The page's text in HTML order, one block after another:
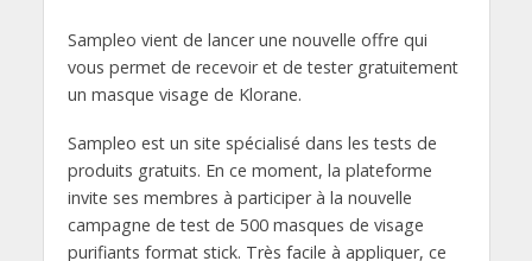
Sampleo vient de lancer une nouvelle offre qui
vous permet de recevoir et de tester gratuitement
un masque visage de Klorane.
Sampleo est un site spécialisé dans les tests de
produits gratuits. En ce moment, la plateforme
invite ses membres à participer à la nouvelle
campagne de test de 500 masques de visage
purifiants format stick. Très facile à appliquer, ce